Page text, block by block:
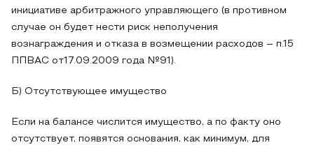
инициативе арбитражного управляющего (в противном
случае он будет нести риск неполучения
вознаграждения и отказа в возмещении расходов – п.15
ППВАС от17.09.2009 года №91).
Б) Отсутствующее имущество
Если на балансе числится имущество, а по факту оно
отсутствует, появятся основания, как минимум, для